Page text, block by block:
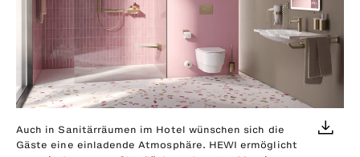
Auch in Sanitärräumen im Hotel wünschen sich die
Gäste eine einladende Atmosphäre. HEWI ermöglicht